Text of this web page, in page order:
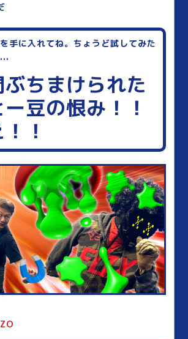
手に入れてね。ちょうど試してみた
ちまけられた
豆の恨み！！
！